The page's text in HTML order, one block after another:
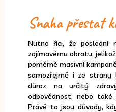
Snaha přestat
Nutno říci, že poslední
zajímavému obratu,
poměrně masivní
samozřejmě i ze strany
důraz na určitý
odpovědnost, nebo
Právě to jsou důvody,